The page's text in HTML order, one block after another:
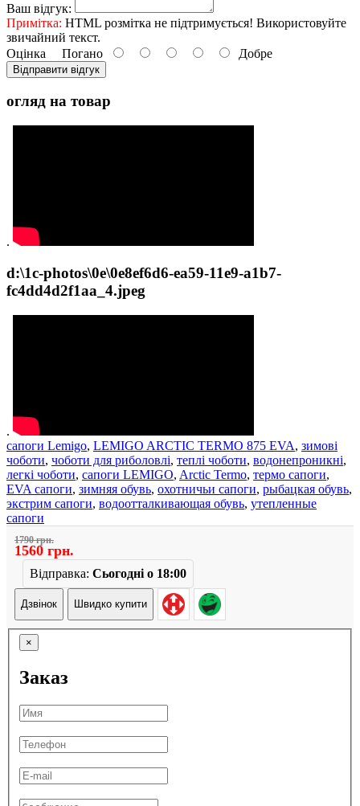
Ваш відгук:
Примітка: HTML розмітка не підтримується! Використовуйте
звичайний текст.
Оцінка Погано Добре
Відправити відгук
огляд на товар
.
d:\1c-photos\0e\0e8ef6d6-ea59-11e9-a1b7-
fc4dd4d2f1aa_4.jpeg
.
сапоги Lemigo, LEMIGO ARCTIC TERMO 875 EVA, зимові
чоботи, чоботи для риболовлі, теплі чоботи, водонепроникні,
легкі чоботи, сапоги LEMIGO, Arctic Termo, термо сапоги,
EVA сапоги, зимняя обувь, охотничьи сапоги, рыбацкая обувь,
экстрим сапоги, водоотталкивающая обувь, утепленные
сапоги
1790 грн.
1560 грн.
Відправка: Сьогодні о 18:00
Дзвінок Швидко купити
×
Заказ